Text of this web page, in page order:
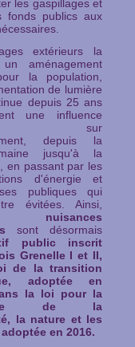
les gaspillages et
fonds publics aux
extérieurs la
aménagement
la population,
de lumière
depuis 25 ans
une influence
sur
depuis la
jusqu'à la
en passant par les
d'énergie et
publiques qui
évitées. Ainsi,
nuisances
sont désormais
public inscrit
Grenelle I et II,
de la transition
adoptée en
la loi pour la
de la
la nature et les
en 2016.